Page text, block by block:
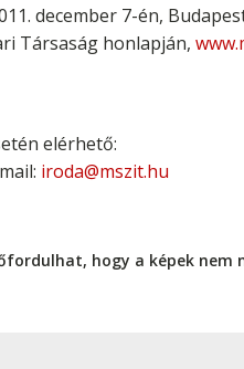
december 7-én,
Társaság honlapján,
elérhető:
iroda@mszit.hu
hogy a képek nem